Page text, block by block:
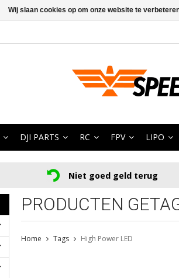
DJI PARTS RC FPV LIPO
Niet goed geld terug
PRODUCTEN
Home Tags High Power LED
Wij slaan cookies op om onze website te